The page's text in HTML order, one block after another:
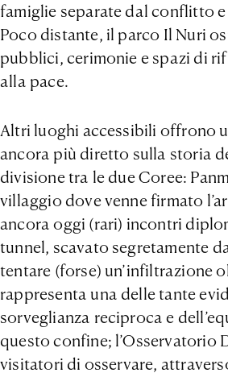
famiglie separate dal conflitto
Poco distante, il parco Il Nuri
pubblici, cerimonie e spazi di
alla pace.
Altri luoghi accessibili offrono
ancora più diretto sulla storia
divisione tra le due Coree:
villaggio dove venne firmato
ancora oggi (rari) incontri
tunnel, scavato segretamente
tentare (forse) un’infiltrazione
rappresenta una delle tante
sorveglianza reciproca e
questo confine; l’Osservatorio
visitatori di osservare,